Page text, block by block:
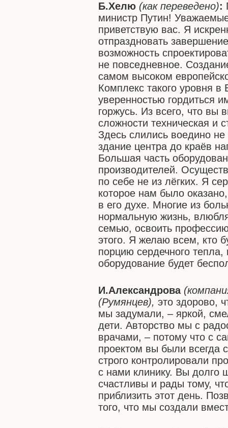
Б.Хелю (как переведено):
министр Путин!
приветствую вас. Я
отпраздновать
возможность
не повседневное.
самом высоком
Комплекс такого уровня
уверенностью гордиться
горжусь. Из всего, что вы
сложности техническая и
Здесь слились воедино не
здание центра до краёв
Большая часть
производителей.
по себе не из лёгких. Я
которое нам было
в его духе. Многие из
нормальную жизнь,
семью, освоить
этого. Я желаю всем, кто
порцию сердечного
оборудование будет
И.Александрова
(Румянцев), это здорово,
мы задумали, – яркой,
дети. Авторство мы с
врачами, – потому что с
проектом вы были всегда
строго контролировали
с нами клинику. Вы
счастливы и рады тому,
приблизить этот день.
того, что мы создали